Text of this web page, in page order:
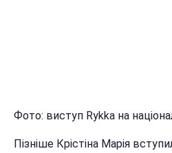
Фото: виступ Rykka на
Пізніше Крістіна Марія